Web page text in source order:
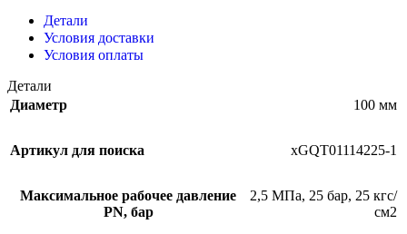
Детали
Условия доставки
Условия оплаты
Детали
Диаметр
100 мм
Артикул для поиска хGQT01114225-1
Максимальное рабочее давление
PN, бар
2,5 МПа, 25 бар, 25 кгс/
см2